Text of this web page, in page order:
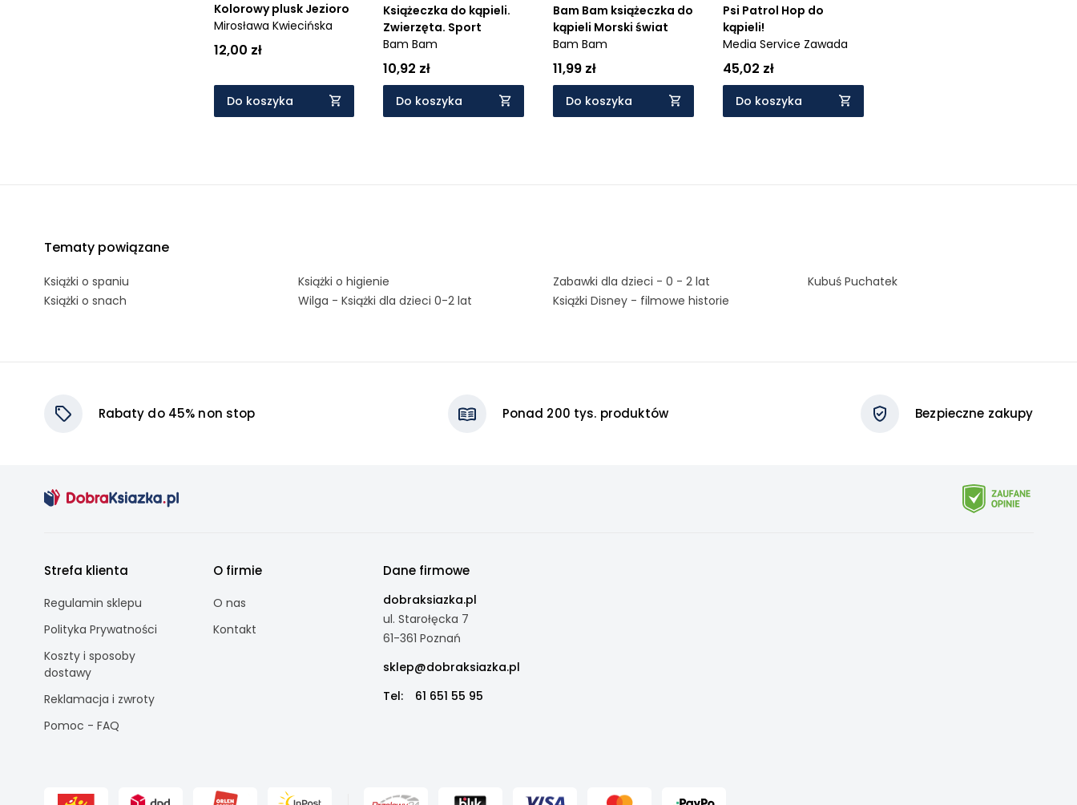
Kolorowy plusk Jezioro
Mirosława Kwiecińska
12,00 zł
Do koszyka
Książeczka do kąpieli.
Zwierzęta. Sport
Bam Bam
10,92 zł
Do koszyka
Bam Bam książeczka do
kąpieli Morski świat
Bam Bam
11,99 zł
Do koszyka
Psi Patrol Hop do
kąpieli!
Media Service Zawada
45,02 zł
Do koszyka
Tematy powiązane
Książki o spaniu
Książki o snach
Książki o higienie
Wilga - Książki dla dzieci 0-2 lat
Zabawki dla dzieci - 0 - 2 lat
Książki Disney - filmowe historie
Kubuś Puchatek
Rabaty do 45% non stop Ponad 200 tys. produktów Bezpieczne zakupy
Strefa klienta
Regulamin sklepu
Polityka Prywatności
Koszty i sposoby
dostawy
Reklamacja i zwroty
Pomoc - FAQ
O firmie
O nas
Kontakt
Dane firmowe
dobraksiazka.pl
ul. Starołęcka 7
61-361 Poznań
sklep@dobraksiazka.pl
Tel:
61 651 55 95